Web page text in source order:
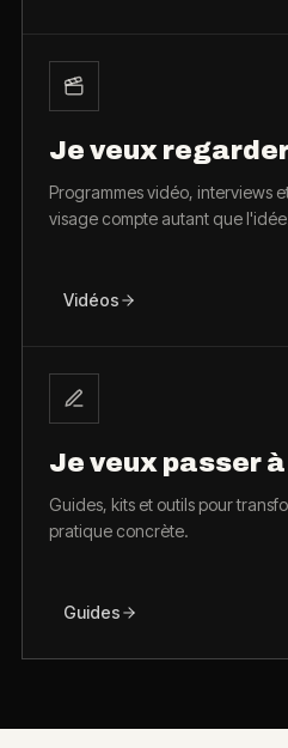
Je veux
Programmes vidéo, interviews
visage compte autant que
Vidéos
Je veux passer
Guides, kits et outils pour
pratique concrète.
Guides